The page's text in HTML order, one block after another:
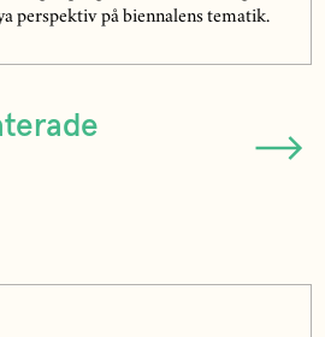
perspektiv på biennalens tematik.